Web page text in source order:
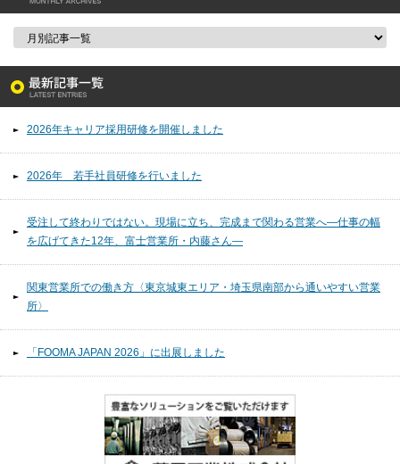
2026年キャリア採用研修を開催しました
2026年 若手社員研修を行いました
受注して終わりではない。現場に立ち、完成まで関わる営業へ―仕事の幅
を広げてきた12年、富士営業所・内藤さん―
関東営業所での働き方〈東京城東エリア・埼玉県南部から通いやすい営業
所〉
「FOOMA JAPAN 2026」に出展しました